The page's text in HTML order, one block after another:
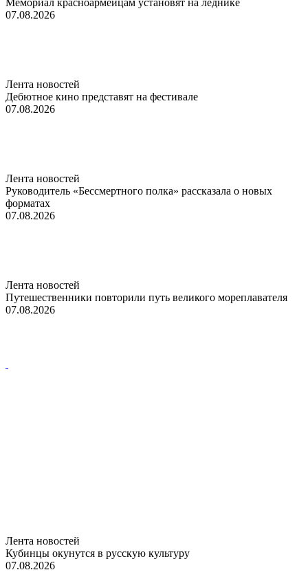
07.08.2026
Лента новостей
Дебютное кино представят на фестивале
07.08.2026
Лента новостей
Руководитель «Бессмертного полка» рассказала о новых
форматах
07.08.2026
Лента новостей
Путешественники повторили путь великого мореплавателя
07.08.2026
Лента новостей
Кубинцы окунутся в русскую культуру
07.08.2026